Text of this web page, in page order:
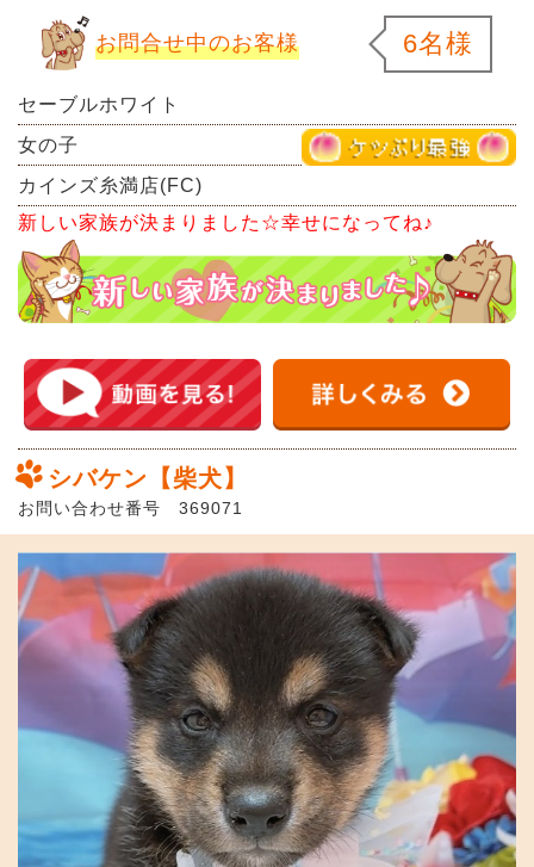
お問合せ中のお客様 6名様
セーブルホワイト
女の子
カインズ糸満店(FC)
新しい家族が決まりました☆幸せになってね♪
シバケン【柴犬】
お問い合わせ番号 369071